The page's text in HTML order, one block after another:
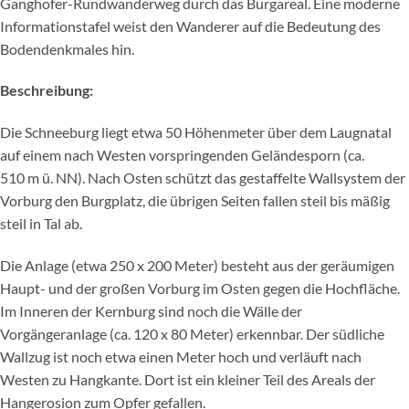
Informationstafel weist den Wanderer auf die Bedeutung des
Bodendenkmales hin.
Beschreibung:
Die Schneeburg liegt etwa 50 Höhenmeter über dem Laugnatal
auf einem nach Westen vorspringenden Geländesporn (ca.
510 m ü. NN). Nach Osten schützt das gestaffelte Wallsystem der
Vorburg den Burgplatz, die übrigen Seiten fallen steil bis mäßig
steil in Tal ab.
Die Anlage (etwa 250 x 200 Meter) besteht aus der geräumigen
Haupt- und der großen Vorburg im Osten gegen die Hochfläche.
Im Inneren der Kernburg sind noch die Wälle der
Vorgängeranlage (ca. 120 x 80 Meter) erkennbar. Der südliche
Wallzug ist noch etwa einen Meter hoch und verläuft nach
Westen zu Hangkante. Dort ist ein kleiner Teil des Areals der
Hangerosion zum Opfer gefallen.